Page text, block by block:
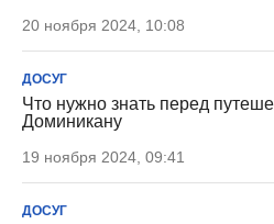
20 ноября 2024, 10:08
ДОСУГ
Что нужно знать перед
Доминикану
19 ноября 2024, 09:41
ДОСУГ